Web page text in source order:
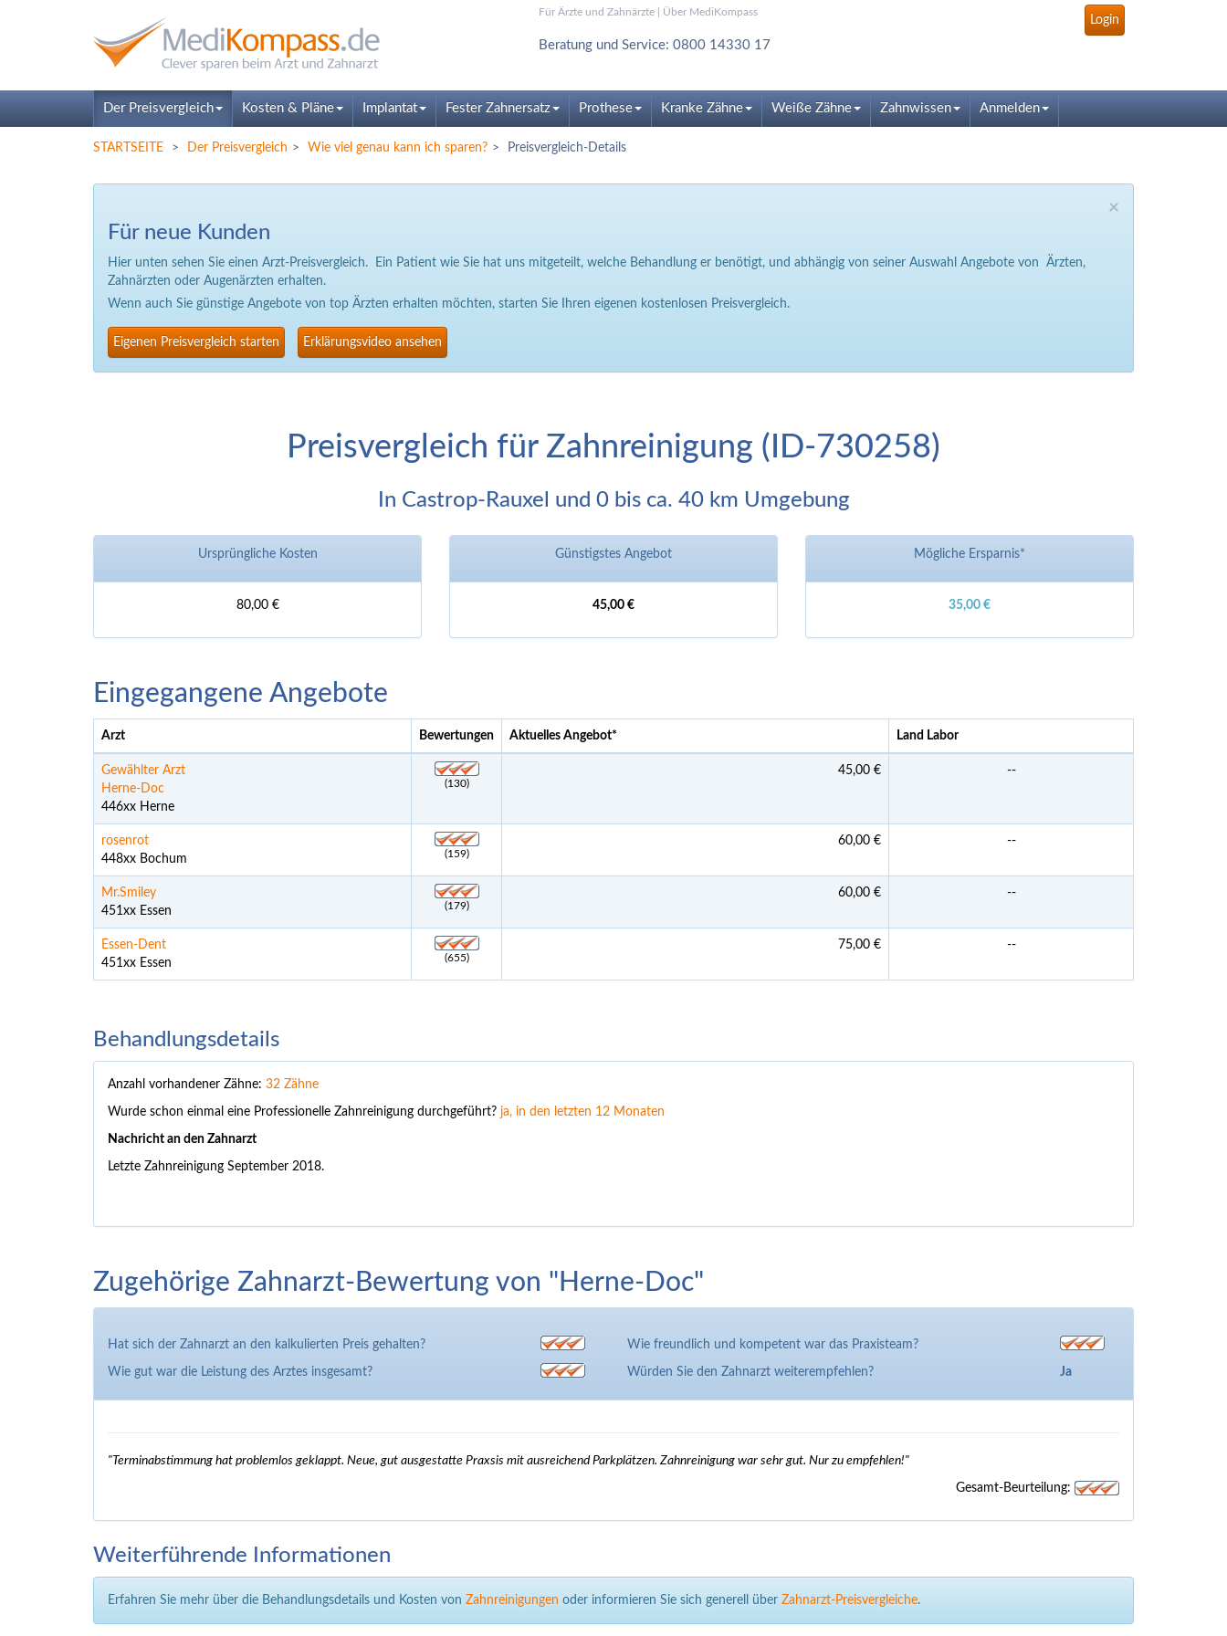
Für Ärzte und Zahnärzte| Über MediKompass
Login
Beratung und Service: 0800 14330 17
Der Preisvergleich Kosten & Pläne Implantat Fester Zahnersatz Prothese Kranke Zähne Weiße Zähne Zahnwissen Anmelden
STARTSEITE Der Preisvergleich Wie viel genau kann ich sparen? Preisvergleich-Details
×
Für neue Kunden
Hier unten sehen Sie einen Arzt-Preisvergleich. Ein Patient wie Sie hat uns mitgeteilt, welche Behandlung er benötigt, und abhängig von seiner Auswahl Angebote von Ärzten,
Zahnärzten oder Augenärzten erhalten.
Wenn auch Sie günstige Angebote von top Ärzten erhalten möchten, starten Sie Ihren eigenen kostenlosen Preisvergleich.
Eigenen Preisvergleich starten Erklärungsvideo ansehen
Preisvergleich für Zahnreinigung (ID-730258)
In Castrop-Rauxel und 0 bis ca. 40 km Umgebung
Ursprüngliche Kosten
80,00 €
Günstigstes Angebot
45,00 €
Mögliche Ersparnis*
35,00 €
Eingegangene Angebote
Arzt Bewertungen Aktuelles Angebot* Land Labor
Gewählter Arzt
Herne-Doc
446xx Herne
(130)
45,00 € --
rosenrot
448xx Bochum
(159)
60,00 € --
Mr.Smiley
451xx Essen
(179)
60,00 € --
Essen-Dent
451xx Essen
(655)
75,00 € --
Behandlungsdetails
Anzahl vorhandener Zähne: 32 Zähne
Wurde schon einmal eine Professionelle Zahnreinigung durchgeführt? ja, in den letzten 12 Monaten
Nachricht an den Zahnarzt
Letzte Zahnreinigung September 2018.
Zugehörige Zahnarzt-Bewertung von "Herne-Doc"
Hat sich der Zahnarzt an den kalkulierten Preis gehalten?
Wie gut war die Leistung des Arztes insgesamt?
Wie freundlich und kompetent war das Praxisteam?
Würden Sie den Zahnarzt weiterempfehlen? Ja
"Terminabstimmung hat problemlos geklappt. Neue, gut ausgestatte Praxsis mit ausreichend Parkplätzen. Zahnreinigung war sehr gut. Nur zu empfehlen!"
Gesamt-Beurteilung:
Weiterführende Informationen
Erfahren Sie mehr über die Behandlungsdetails und Kosten von Zahnreinigungen oder informieren Sie sich generell über Zahnarzt-Preisvergleiche.